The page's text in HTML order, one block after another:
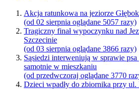
Akcja ratunkowa na jeziorze
(od 02 sierpnia oglądane 5057 razy)
Tragiczny finał wypoczynku nad
Szczecinie
(od 03 sierpnia oglądane 3866 razy)
Sąsiedzi interweniują w sprawie
samotnie w mieszkaniu
(od przedwczoraj oglądane 3770
Dzieci wpadły do zbiornika przy